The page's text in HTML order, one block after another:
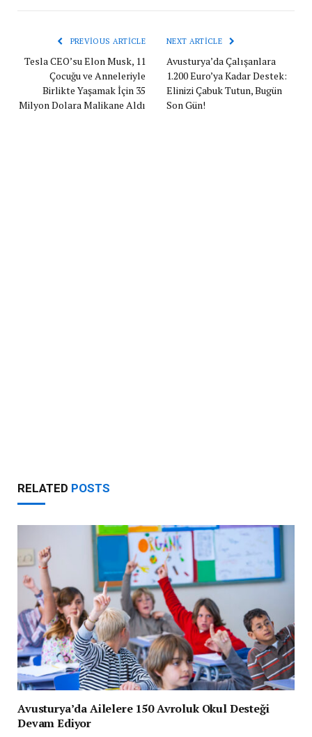
PREVIOUS ARTICLE
Tesla CEO’su Elon Musk, 11
Çocuğu ve Anneleriyle
Birlikte Yaşamak İçin 35
Milyon Dolara Malikane Aldı
NEXT ARTICLE
Avusturya’da Çalışanlara
1.200 Euro’ya Kadar Destek:
Elinizi Çabuk Tutun, Bugün
Son Gün!
RELATED POSTS
Avusturya’da Ailelere 150 Avroluk Okul Desteği
Devam Ediyor